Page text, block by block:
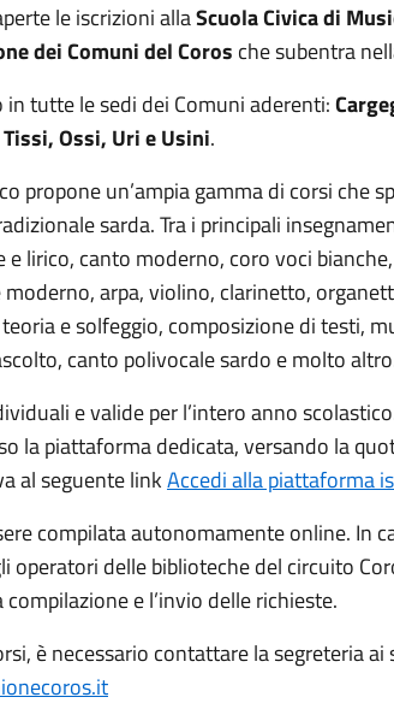
le iscrizioni allaScuola Civica di
dei Comuni del Coros che subentra
tutte le sedi dei Comuni aderenti:
Ossi, Uri e Usini.
propone un’ampia gamma di corsi che
sarda. Tra i principali
e lirico, canto moderno, coro voci
arpa, violino, clarinetto,
teoria e solfeggio, composizione di testi,
canto polivocale sardo e molto
e valide per l’intero anno
la piattaforma dedicata, versando la
al seguente linkAccedi alla piattaforma
compilata autonomamente online. In
operatori delle biblioteche del circuito
e l’invio delle richieste.
è necessario contattare la segreteria ai